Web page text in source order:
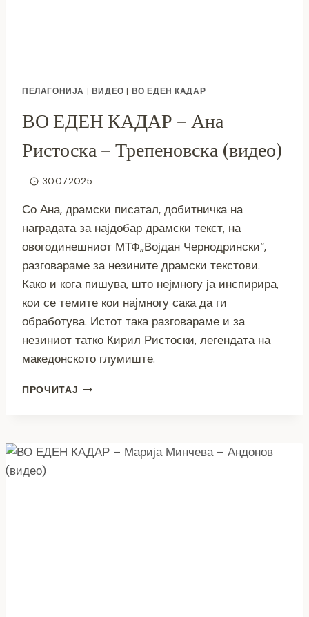
ПЕЛАГОНИЈА | ВИДЕО | ВО ЕДЕН КАДАР
ВО ЕДЕН КАДАР – Ана
Ристоска – Трепеновска (видео)
30.07.2025
Со Ана, драмски писатал, добитничка на
наградата за најдобар драмски текст, на
овогодинешниот МТФ„Војдан Чернодрински“,
разговараме за незините драмски текстови.
Како и кога пишува, што нејмногу ја инспирира,
кои се темите кои најмногу сака да ги
обработува. Истот така разговараме и за
незиниот татко Кирил Ристоски, легендата на
македонското глумиште.
ПРОЧИТАЈ ВО
РИСТОСКА